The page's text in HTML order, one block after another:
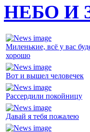
НЕБО И
Миленькие, всё у вас
хорошо
Вот и вышел человечек
Рассердили покойницу
Давай я тебя пожалею